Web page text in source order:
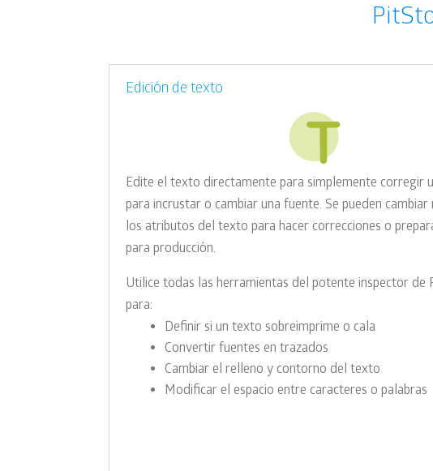
Edición de texto
Edite el texto directamente para simplemente corregir
para incrustar o cambiar una fuente. Se pueden cambiar
los atributos del texto para hacer correcciones o
para producción.
Utilice todas las herramientas del potente inspector de
para:
Definir si un texto sobreimprime o cala
Convertir fuentes en trazados
Cambiar el relleno y contorno del texto
Modificar el espacio entre caracteres o palabras